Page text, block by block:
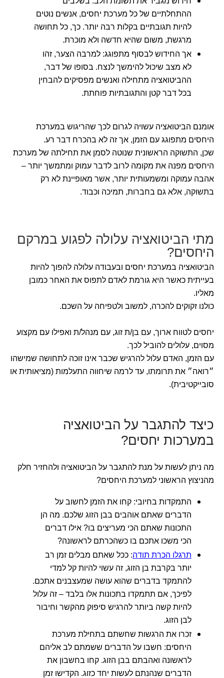
ההתחלתיים של כל מערכת יחסים, אנשים נוטים
להיות תגובתיים בקלות רבה יותר. כך, כל תחושה
מרגשת, משום שהיא חדשה ולא מוכרת.
אך החידוש לבסוף מתפוגג: למרבה הצער, זהו
לא מצב שיכול להימשך לנצח. בסופו של דבר,
ההביטואציה מתחילה ואנשים מפסיקים להבחין
בכל דבר קטן והתגובתיות פוחתת.
אומנם הביטואציה עשויה לגרום לכך שהריגוש במערכת
היחסים מתפוגג עם הזמן, אך זה לא בהכרח דבר רע.
שכן, התשוקה הראשונית שנוטה לסמן את תחילתה של מערכת
היחסים מפנה את מקומה לרוב לדבר עמוק ומתמשך יותר –
אהבה עמוקה ומשמעותית יותר, אשר מאופיינת לא רק
בתשוקה, אלא גם בחברות, תמיכה וכבוד.
מתי הביטואציה עלולה לפגוע במרקם
היחסים?
הביטואציה במערכת יחסים ובעבודה עלולה להפוך להיות
בעייתית כאשר היא גורמת לאדם לתפוס את האחר כמובן
מאליו.
כולנו זקוקים להכרה, למשוב ולטפיחה על השכם.
יחסים לטווח ארוך, עם בן/ת זוג, עם מנהל/ת ואפילו עם מקצוע
מסוים, עלולים להוביל לכך.
עם הזמן, האדם עלול להרגיש שכבר אינו זוכה לתחושה שמישהו
״רואה״ את תרומתו, עד לרמה שיחווה התעלמות (מציאותית או
סובייקטיבית).
כיצד להתגבר על הביטואציה
במערכות יחסים?
מה ניתן לעשות על מנת להתגבר על הביטואציה ולהחזיר חלק
מהניצוץ הראשוני למערכת היחסים?
התמקדות בחיובי: קחו את הזמן לחשוב על
הדברים שאתם אוהבים בבן הזוג שלכם. מה הן
התכונות שאתם הכי מעריצים בו? אילו דברים
הכי משכו אתכם בו כשהכרתם לראשונה?
תרגלו הכרת תודה: ככל שאתם מבלים זמן רב
יותר בקרבת בן הזוג, זה עשוי להיות קל למדי
להתמקד בדברים שהוא עושה שמעצבנים אתכם.
לפיכך, אם תתמקדו בתכונות אלו בלבד – זה עלול
להיות קשה ביותר להרגיש סיפוק מהקשר וחיבור
לבן הזוג.
זכרו את הרגשות שחשתם בתחילת מערכת
היחסים: חשבו על הדברים ששמתם לב אליהם
לראשונה ואהבתם בבן הזוג. קחו בחשבון את
הדברים שנהנתם לעשות יחד כזוג. הקדישו זמן